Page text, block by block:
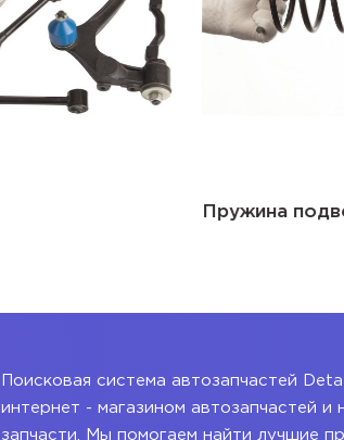
Пружина
Поисковая система автозапчастей
интернет - магазином автозапчастей и
запчасти. Мы помогаем найти лучшие